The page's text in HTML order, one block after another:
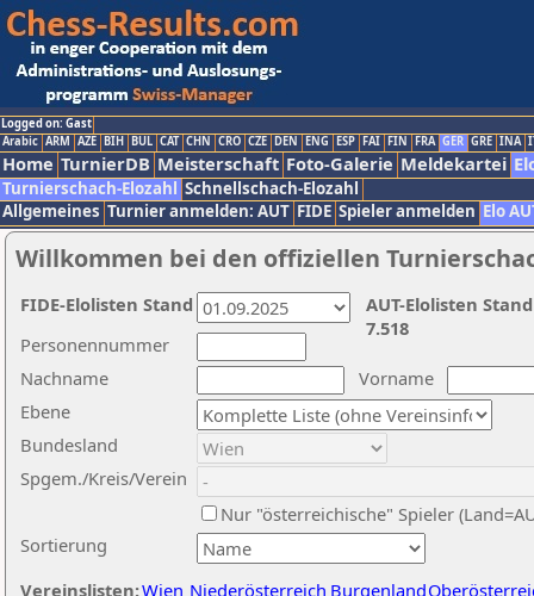
Logged on: Gast
Arabic ARM AZE BIH BUL CAT CHN CRO CZE DEN ENG ESP FAI FIN FRA GER GRE INA
Home TurnierDB Meisterschaft Foto-Galerie Meldekartei
Turnierschach-Elozahl Schnellschach-Elozahl
Allgemeines Turnier anmelden: AUT FIDE Spieler anmelden Elo
Willkommen bei den offiziellen
Nachname
Vorname
Ebene
Sortierung
Personennummer
Bundesland
Spgem./Kreis/Verein
Nur "österreichische" Spieler
Vereinslisten:Wien Niederösterreich Burgenland
AUT-Elolisten
7.518
FIDE-Elolisten Stand